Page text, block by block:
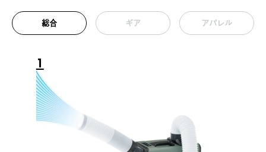
総合 ギア アパレル
1